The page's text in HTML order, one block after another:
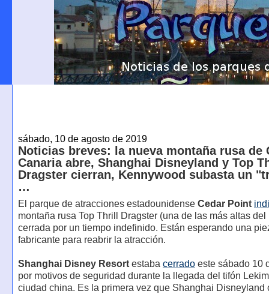
sábado, 10 de agosto de 2019
Noticias breves: la nueva montaña rusa de
Canaria abre, Shanghai Disneyland y Top
Dragster cierran, Kennywood subasta un
…
El parque de atracciones estadounidense Cedar Point
montaña rusa Top Thrill Dragster (una de las más altas del
cerrada por un tiempo indefinido. Están esperando una
fabricante para reabrir la atracción.
Shanghai Disney Resortestaba cerradoeste sábado 10
por motivos de seguridad durante la llegada del tifón
ciudad china. Es la primera vez que Shanghai Disneyland